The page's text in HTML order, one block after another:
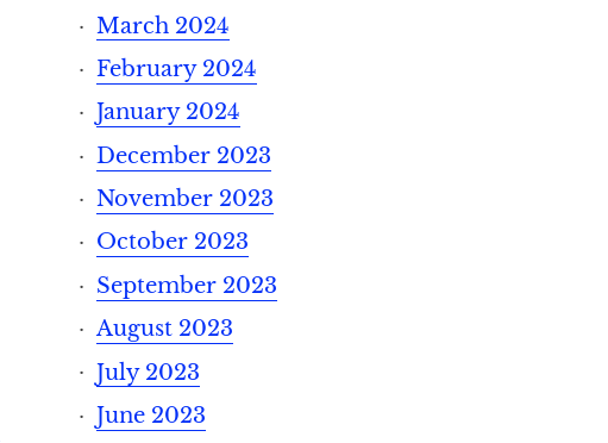
March 2024
February 2024
January 2024
December 2023
November 2023
October 2023
September 2023
August 2023
July 2023
June 2023